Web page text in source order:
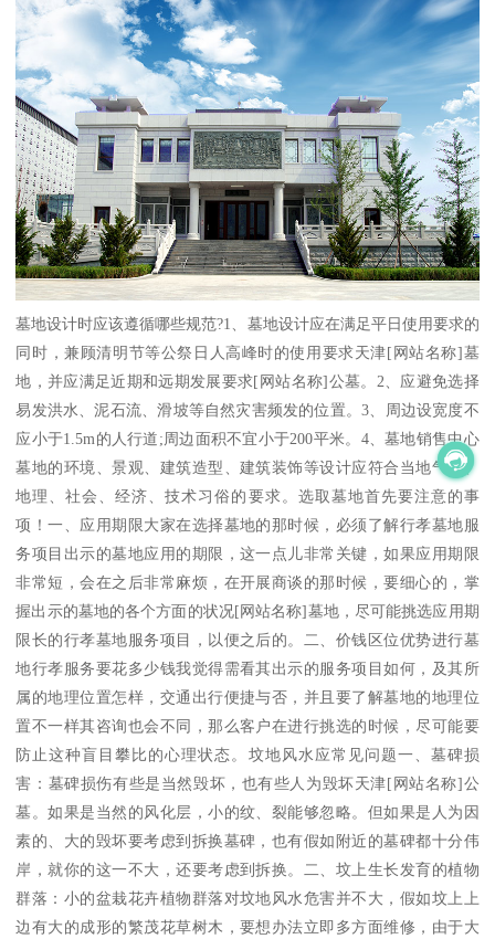
墓地设计时应该遵循哪些规范?1、墓地设计应在满足平日使用要求的
同时，兼顾清明节等公祭日人高峰时的使用要求天津[网站名称]墓
地，并应满足近期和远期发展要求[网站名称]公墓。2、应避免选择
易发洪水、泥石流、滑坡等自然灾害频发的位置。3、周边设宽度不
应小于1.5m的人行道;周边面积不宜小于200平米。4、墓地销售中心
墓地的环境、景观、建筑造型、建筑装饰等设计应符合当地气候、
地理、社会、经济、技术习俗的要求。选取墓地首先要注意的事
项！一、应用期限大家在选择墓地的那时候，必须了解行孝墓地服
务项目出示的墓地应用的期限，这一点儿非常关键，如果应用期限
非常短，会在之后非常麻烦，在开展商谈的那时候，要细心的，掌
握出示的墓地的各个方面的状况[网站名称]墓地，尽可能挑选应用期
限长的行孝墓地服务项目，以便之后的。二、价钱区位优势进行墓
地行孝服务要花多少钱我觉得需看其出示的服务项目如何，及其所
属的地理位置怎样，交通出行便捷与否，并且要了解墓地的地理位
置不一样其咨询也会不同，那么客户在进行挑选的时候，尽可能要
防止这种盲目攀比的心理状态。坟地风水应常见问题一、墓碑损
害：墓碑损伤有些是当然毁坏，也有些人为毁坏天津[网站名称]公
墓。如果是当然的风化层，小的纹、裂能够忽略。但如果是人为因
素的、大的毁坏要考虑到拆换墓碑，也有假如附近的墓碑都十分伟
岸，就你的这一不大，还要考虑到拆换。二、坟上生长发育的植物
群落：小的盆栽花卉植物群落对坟地风水危害并不大，假如坟上上
边有大的成形的繁茂花草树木，要想办法立即多方面维修，由于大